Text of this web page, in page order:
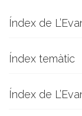
Índex de
Índex temàtic
Índex de